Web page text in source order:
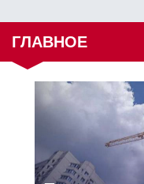
ГЛАВНОЕ